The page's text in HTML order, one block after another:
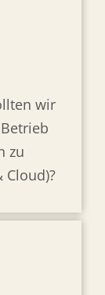
wir
zu
Cloud)?